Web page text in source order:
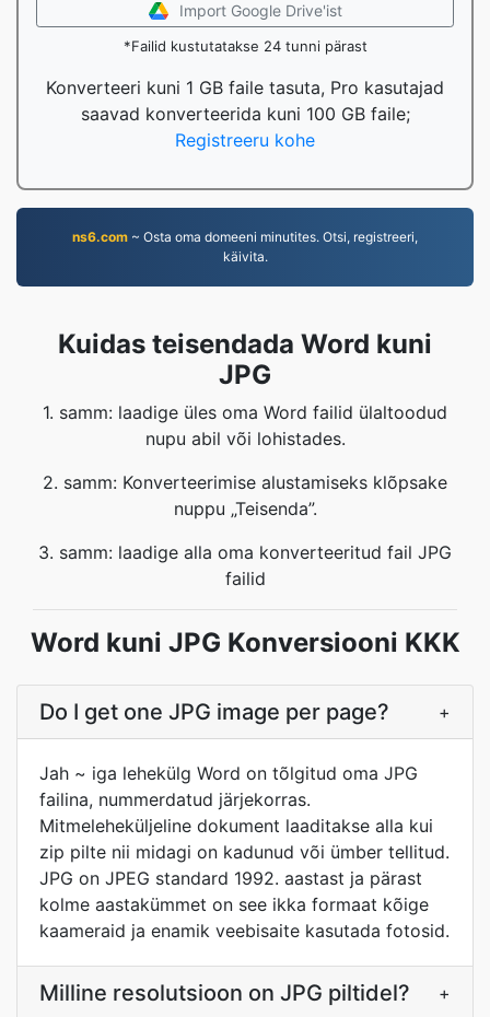
Import Google Drive'ist
*Failid kustutatakse 24 tunni pärast
Konverteeri kuni 1 GB faile tasuta, Pro kasutajad
saavad konverteerida kuni 100 GB faile;
Registreeru kohe
ns6.com ~ Osta oma domeeni minutites. Otsi, registreeri,
käivita.
Kuidas teisendada Word kuni
JPG
1. samm: laadige üles oma Word failid ülaltoodud
nupu abil või lohistades.
2. samm: Konverteerimise alustamiseks klõpsake
nuppu „Teisenda”.
3. samm: laadige alla oma konverteeritud fail JPG
failid
Word kuni JPG Konversiooni KKK
Do I get one JPG image per page? +
Jah ~ iga lehekülg Word on tõlgitud oma JPG
failina, nummerdatud järjekorras.
Mitmeleheküljeline dokument laaditakse alla kui
zip pilte nii midagi on kadunud või ümber tellitud.
JPG on JPEG standard 1992. aastast ja pärast
kolme aastakümmet on see ikka formaat kõige
kaameraid ja enamik veebisaite kasutada fotosid.
Milline resolutsioon on JPG piltidel? +